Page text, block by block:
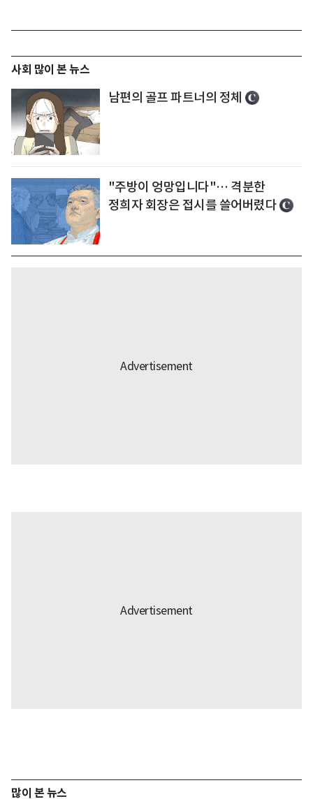
사회 많이 본 뉴스
남편의 골프 파트너의 정체
"주방이 엉망입니다"… 격분한
정희자 회장은 접시를 쓸어버렸다
많이 본 뉴스